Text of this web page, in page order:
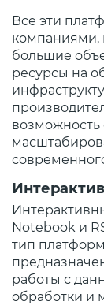
Все эти
компаниями,
большие
ресурсы на
возможность
Notebook и
тип
работы с
обработки и